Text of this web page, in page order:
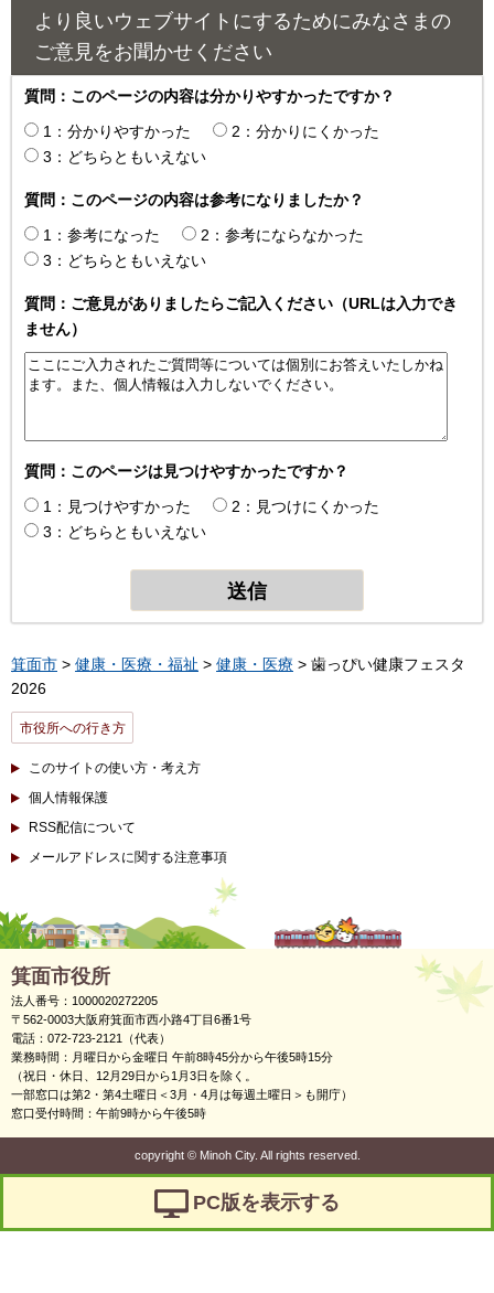
より良いウェブサイトにするためにみなさまの
ご意見をお聞かせください
質問：このページの内容は分かりやすかったですか？
1：分かりやすかった
2：分かりにくかった
3：どちらともいえない
質問：このページの内容は参考になりましたか？
1：参考になった
2：参考にならなかった
3：どちらともいえない
質問：ご意見がありましたらご記入ください（URLは入力でき
ません）
質問：このページは見つけやすかったですか？
1：見つけやすかった
2：見つけにくかった
3：どちらともいえない
箕面市 > 健康・医療・福祉 > 健康・医療 > 歯っぴい健康フェスタ
2026
市役所への行き方
このサイトの使い方・考え方
個人情報保護
RSS配信について
メールアドレスに関する注意事項
箕面市役所
法人番号：1000020272205
〒562-0003大阪府箕面市西小路4丁目6番1号
電話：072-723-2121（代表）
業務時間：月曜日から金曜日 午前8時45分から午後5時15分
（祝日・休日、12月29日から1月3日を除く。
一部窓口は第2・第4土曜日＜3月・4月は毎週土曜日＞も開庁）
窓口受付時間：午前9時から午後5時
copyright ©Minoh City. All rights reserved.
PC版を表示する